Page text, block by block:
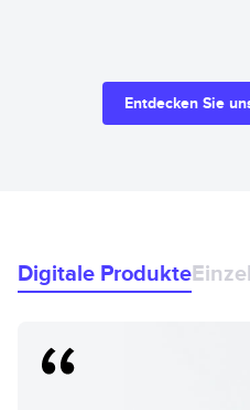
Entdecken Sie
Digitale Produkte